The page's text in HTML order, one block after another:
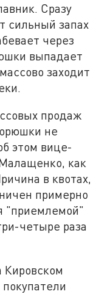
Сразу
сильный запах
через
выпадает
заходит
продаж
не
этом вице-
как
в квотах,
примерно
"приемлемой"
четыре раза
Кировском